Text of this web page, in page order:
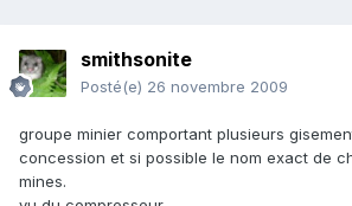
smithsonite
Posté(e) 26 novembre 2009
groupe minier comportant plusieurs
concession et si possible le nom exact de
mines.